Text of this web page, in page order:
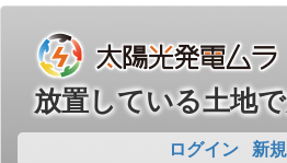
放置している土地
ログイン 新